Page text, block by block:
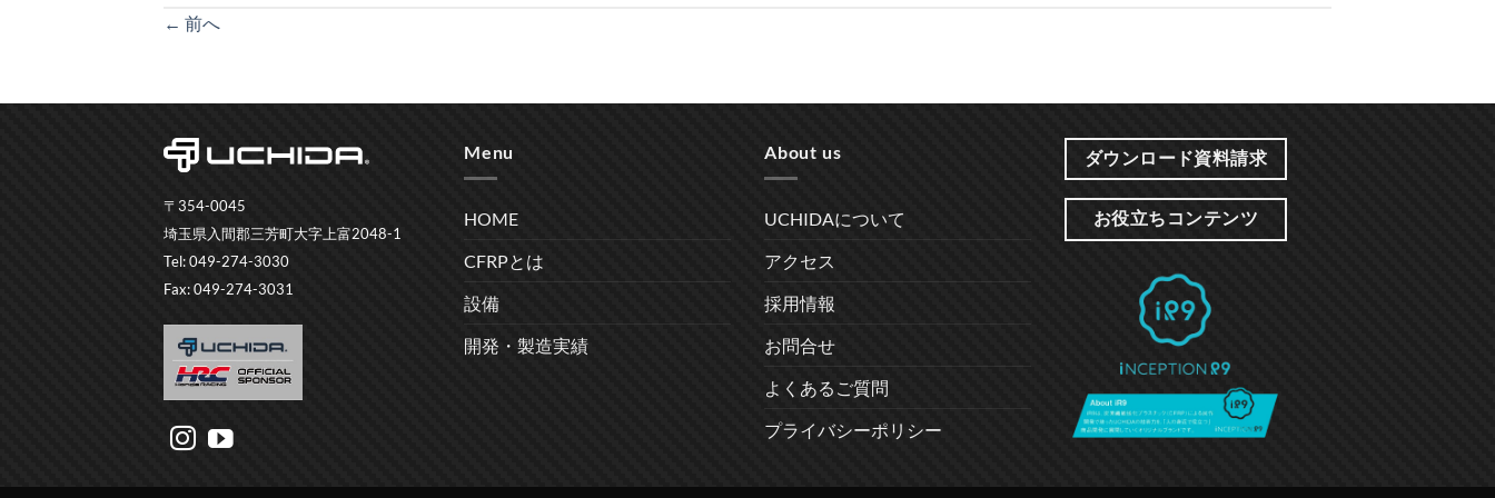
← 前へ
〒354-0045
埼玉県入間郡三芳町大字上富2048-1
Tel: 049-274-3030
Fax: 049-274-3031
Menu
HOME
CFRPとは
設備
開発・製造実績
About us
UCHIDAについて
アクセス
採用情報
お問合せ
よくあるご質問
プライバシーポリシー
ダウンロード資料請求
お役立ちコンテンツ